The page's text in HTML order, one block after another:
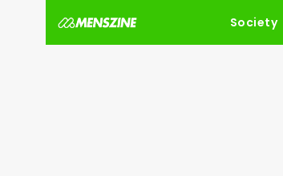
Society